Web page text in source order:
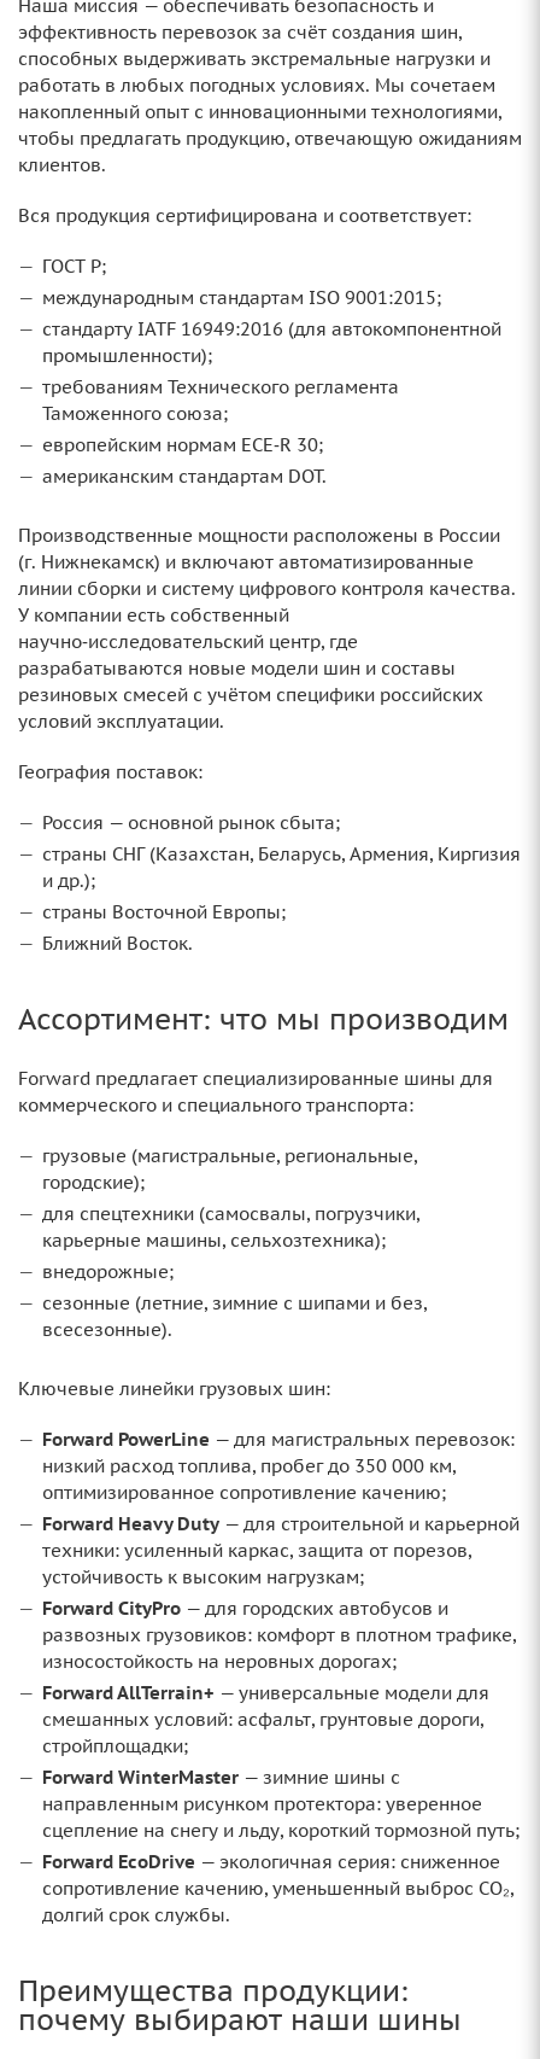
Наша миссия — обеспечивать безопасность и
эффективность перевозок за счёт создания шин,
способных выдерживать экстремальные нагрузки и
работать в любых погодных условиях. Мы сочетаем
накопленный опыт с инновационными технологиями,
чтобы предлагать продукцию, отвечающую ожиданиям
клиентов.
Вся продукция сертифицирована и соответствует:
ГОСТ Р;
международным стандартам ISO 9001:2015;
стандарту IATF 16949:2016 (для автокомпонентной
промышленности);
требованиям Технического регламента
Таможенного союза;
европейским нормам ECE‑R 30;
американским стандартам DOT.
Производственные мощности расположены в России
(г. Нижнекамск) и включают автоматизированные
линии сборки и систему цифрового контроля качества.
У компании есть собственный
научно‑исследовательский центр, где
разрабатываются новые модели шин и составы
резиновых смесей с учётом специфики российских
условий эксплуатации.
География поставок:
Россия — основной рынок сбыта;
страны СНГ (Казахстан, Беларусь, Армения, Киргизия
и др.);
страны Восточной Европы;
Ближний Восток.
Ассортимент: что мы производим
Forward предлагает специализированные шины для
коммерческого и специального транспорта:
грузовые (магистральные, региональные,
городские);
для спецтехники (самосвалы, погрузчики,
карьерные машины, сельхозтехника);
внедорожные;
сезонные (летние, зимние с шипами и без,
всесезонные).
Ключевые линейки грузовых шин:
Forward PowerLine — для магистральных перевозок:
низкий расход топлива, пробег до 350 000 км,
оптимизированное сопротивление качению;
Forward Heavy Duty — для строительной и карьерной
техники: усиленный каркас, защита от порезов,
устойчивость к высоким нагрузкам;
Forward CityPro — для городских автобусов и
развозных грузовиков: комфорт в плотном трафике,
износостойкость на неровных дорогах;
Forward AllTerrain+ — универсальные модели для
смешанных условий: асфальт, грунтовые дороги,
стройплощадки;
Forward WinterMaster — зимние шины с
направленным рисунком протектора: уверенное
сцепление на снегу и льду, короткий тормозной путь;
Forward EcoDrive — экологичная серия: сниженное
сопротивление качению, уменьшенный выброс CO₂,
долгий срок службы.
Преимущества продукции:
почему выбирают наши шины